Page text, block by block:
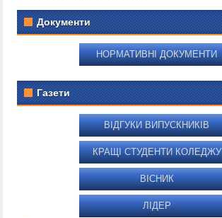
Документи
НОРМАТИВНІ ДОКУМЕНТИ
Газети
ВІДГУКИ ВИПУСКНИКІВ
КРАЩІ СТУДЕНТИ КОЛЕДЖУ
ВІСНИК
ЛІДЕР